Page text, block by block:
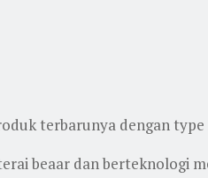
terbarunya dengan
beaar dan berteknologi